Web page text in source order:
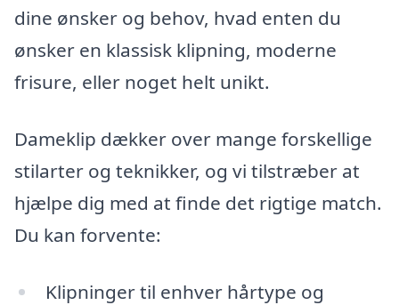
dine ønsker og behov, hvad enten du
ønsker en klassisk klipning, moderne
frisure, eller noget helt unikt.
Dameklip dækker over mange forskellige
stilarter og teknikker, og vi tilstræber at
hjælpe dig med at finde det rigtige match.
Du kan forvente:
Klipninger til enhver hårtype og